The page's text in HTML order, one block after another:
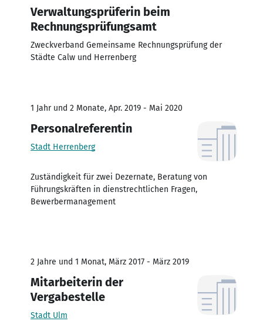
Verwaltungsprüferin beim
Rechnungsprüfungsamt
Zweckverband Gemeinsame Rechnungsprüfung der
Städte Calw und Herrenberg
1 Jahr und 2 Monate, Apr. 2019 - Mai 2020
Personalreferentin
Stadt Herrenberg
Zuständigkeit für zwei Dezernate, Beratung von
Führungskräften in dienstrechtlichen Fragen,
Bewerbermanagement
2 Jahre und 1 Monat, März 2017 - März 2019
Mitarbeiterin der
Vergabestelle
Stadt Ulm